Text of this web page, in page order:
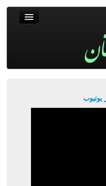
یوتیوب